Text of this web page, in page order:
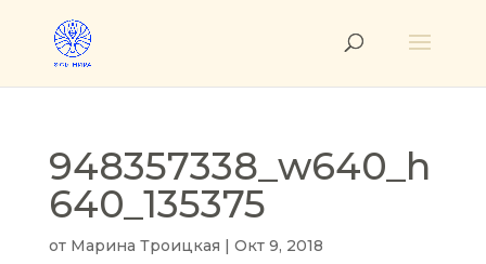
948357338_w640_h
640_135375
от Марина Троицкая | Окт 9, 2018